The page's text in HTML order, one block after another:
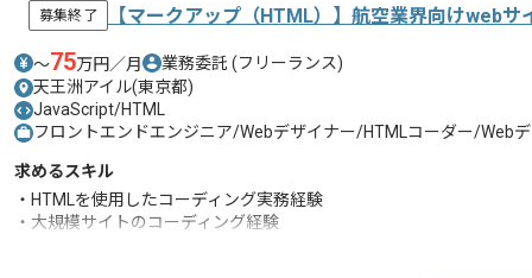
募集終了 【マークアップ（HTML）】航空業界向けweb
〜75万円／月 業務委託 (フリーランス)
天王洲アイル(東京都)
JavaScript/HTML
フロントエンドエンジニア/Webデザイナー/HTMLコーダー/Web
求めるスキル
・HTMLを使用したコーディング実務経験
・大規模サイトのコーディング経験